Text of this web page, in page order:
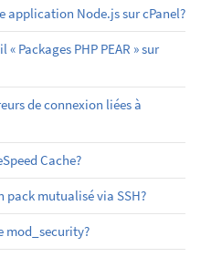
application Node.js sur cPanel?
Packages PHP PEAR » sur
de connexion liées à
Cache?
pack mutualisé via SSH?
mod_security?